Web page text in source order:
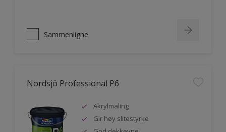
Sammenligne
Nordsjö Professional P6
Akrylmaling
Gir høy slitestyrke